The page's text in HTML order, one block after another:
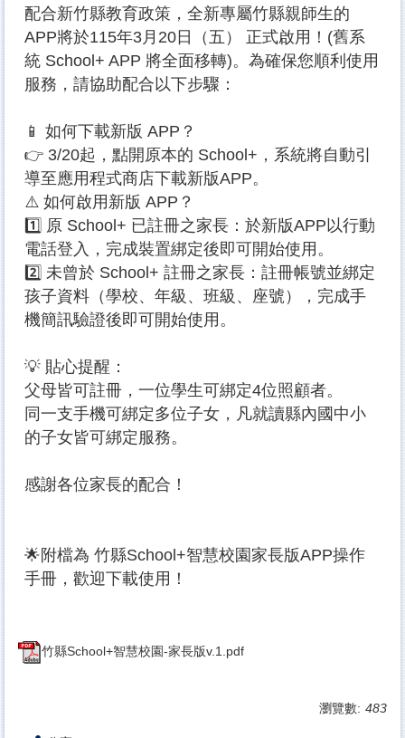
配合新竹縣教育政策，全新專屬竹縣親師生的
APP將於115年3月20日（五） 正式啟用！(舊系
統 School+ APP 將全面移轉)。為確保您順利使用
服務，請協助配合以下步驟：
📱 如何下載新版 APP？
👉 3/20起，點開原本的 School+，系統將自動引
導至應用程式商店下載新版APP。
⚠️ 如何啟用新版 APP？
1️⃣ 原 School+ 已註冊之家長：於新版APP以行動
電話登入，完成裝置綁定後即可開始使用。
2️⃣ 未曾於 School+ 註冊之家長：註冊帳號並綁定
孩子資料（學校、年級、班級、座號），完成手
機簡訊驗證後即可開始使用。
💡 貼心提醒：
父母皆可註冊，一位學生可綁定4位照顧者。
同一支手機可綁定多位子女，凡就讀縣內國中小
的子女皆可綁定服務。
感謝各位家長的配合！
🌟附檔為 竹縣School+智慧校園家長版APP操作
手冊，歡迎下載使用！
竹縣School+智慧校園-家長版v.1.pdf
瀏覽數: 483